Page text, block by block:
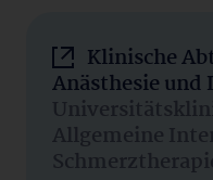
Klinische
Anästhesie
Allgemeine